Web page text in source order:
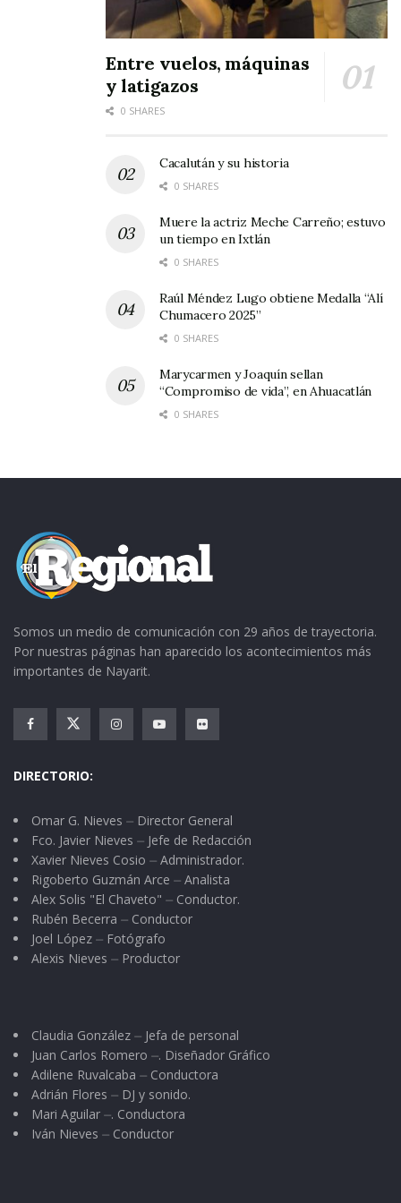
Entre vuelos, máquinas
y latigazos
0 SHARES
Cacalután y su historia
0 SHARES
Muere la actriz Meche Carreño; estuvo
un tiempo en Ixtlán
0 SHARES
Raúl Méndez Lugo obtiene Medalla “Alí
Chumacero 2025”
0 SHARES
Marycarmen y Joaquín sellan
“Compromiso de vida”, en Ahuacatlán
0 SHARES
Somos un medio de comunicación con 29 años de trayectoria.
Por nuestras páginas han aparecido los acontecimientos más
importantes de Nayarit.
DIRECTORIO:
Omar G. Nieves ⏤ Director General
Fco. Javier Nieves ⏤ Jefe de Redacción
Xavier Nieves Cosio ⏤ Administrador.
Rigoberto Guzmán Arce ⏤ Analista
Alex Solis "El Chaveto" ⏤ Conductor.
Rubén Becerra ⏤ Conductor
Joel López ⏤ Fotógrafo
Alexis Nieves ⏤ Productor
Claudia González ⏤ Jefa de personal
Juan Carlos Romero ⏤. Diseñador Gráfico
Adilene Ruvalcaba ⏤ Conductora
Adrián Flores ⏤ DJ y sonido.
Mari Aguilar ⏤. Conductora
Iván Nieves ⏤ Conductor